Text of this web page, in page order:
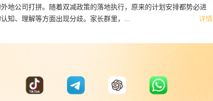
详情
地公司打拼。随着双减政策的落地执行，原来的计划安排都势必进
知、理解等方面出现分歧。家长群里，...